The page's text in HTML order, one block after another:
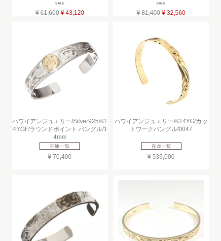
SALE
¥ 61,600 ¥ 43,120
SALE
¥ 81,400 ¥ 32,560
ハワイアンジュエリー/Silver925/K1
4YGF/ラウンドポイント バングル/1
4mm
在庫一覧
¥ 70,400
ハワイアンジュエリー/K14YG/カッ
トワークバングル/0047
在庫一覧
¥ 539,000